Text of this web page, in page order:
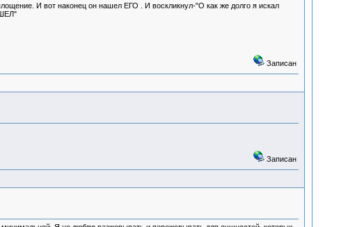
И вот наконец он нашел ЕГО . И воскликнул-"О как же долго я искал
Записан
Записан